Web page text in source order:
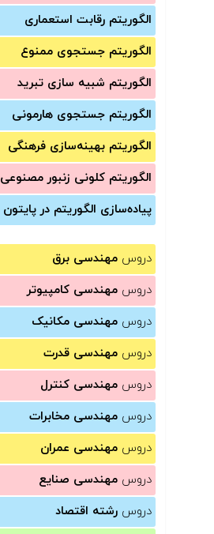
الگوریتم رقابت استعماری
الگوریتم جستجوی ممنوع
الگوریتم شبیه سازی تبرید
الگوریتم جستجوی هارمونی
الگوریتم بهینه‌سازی فرهنگی
الگوریتم کلونی زنبور مصنوعی
پیاده‌سازی الگوریتم در پایتون
دروس مهندسی برق
دروس مهندسی کامپیوتر
دروس مهندسی مکانیک
دروس مهندسی قدرت
دروس مهندسی کنترل
دروس مهندسی مخابرات
دروس مهندسی عمران
دروس مهندسی صنایع
دروس رشته اقتصاد